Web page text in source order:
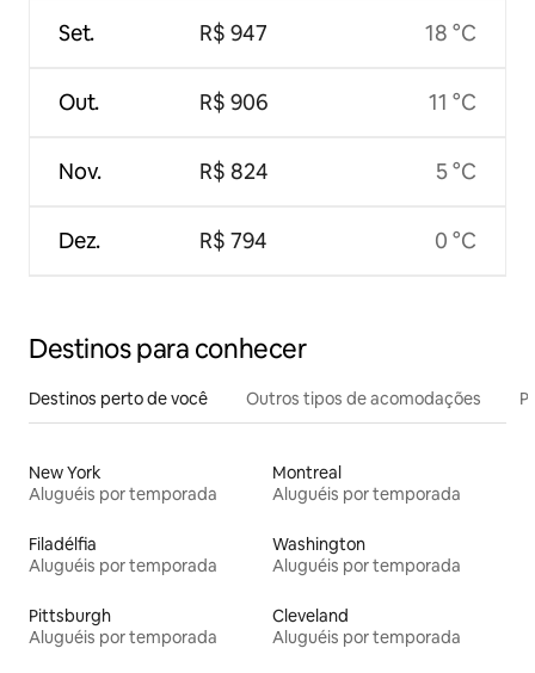
Set.
Out.
Nov.
Dez.
R$ 947
R$ 906
R$ 824
R$ 794
18 °C
11 °C
5 °C
0 °C
Destinos para conhecer
Destinos perto de você Outros tipos de acomodações
New York
Aluguéis por temporada
Montreal
Aluguéis por temporada
Filadélfia
Aluguéis por temporada
Washington
Aluguéis por temporada
Pittsburgh
Aluguéis por temporada
Cleveland
Aluguéis por temporada